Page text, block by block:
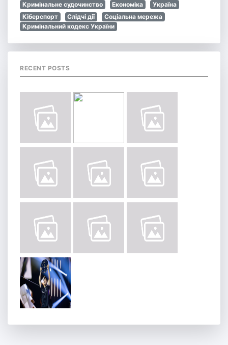
Кримінальне судочинство
Економіка
Україна
Кіберспорт
Слідчі дії
Соціальна мережа
Кримінальний кодекс України
RECENT POSTS